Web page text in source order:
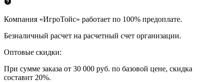
Компания «ИгроТойс» работает по 100% предоплате.
Безналичный расчет на расчетный счет организации.
Оптовые скидки:
При сумме заказа от 30 000 руб. по базовой цене, скидка
составит 20%.